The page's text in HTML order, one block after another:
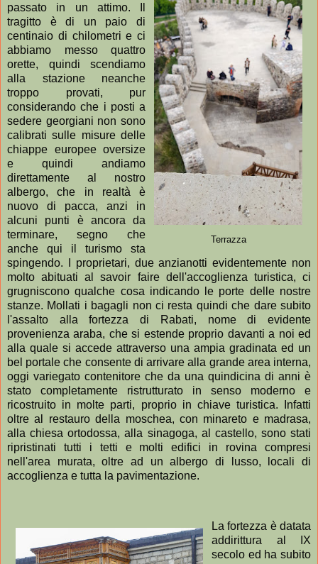
Terrazza
passato in un attimo. Il
tragitto è di un paio di
centinaio di chilometri e ci
abbiamo messo quattro
orette, quindi scendiamo
alla stazione neanche
troppo provati, pur
considerando che i posti a
sedere georgiani non sono
calibrati sulle misure delle
chiappe europee oversize
e quindi andiamo
direttamente al nostro
albergo, che in realtà è
nuovo di pacca, anzi in
alcuni punti è ancora da
terminare, segno che
anche qui il turismo sta
spingendo. I proprietari, due anzianotti evidentemente non
molto abituati al savoir faire dell'accoglienza turistica, ci
grugniscono qualche cosa indicando le porte delle nostre
stanze. Mollati i bagagli non ci resta quindi che dare subito
l'assalto alla fortezza di Rabati, nome di evidente
provenienza araba, che si estende proprio davanti a noi ed
alla quale si accede attraverso una ampia gradinata ed un
bel portale che consente di arrivare alla grande area interna,
oggi variegato contenitore che da una quindicina di anni è
stato completamente ristrutturato in senso moderno e
ricostruito in molte parti, proprio in chiave turistica. Infatti
oltre al restauro della moschea, con minareto e madrasa,
alla chiesa ortodossa, alla sinagoga, al castello, sono stati
ripristinati tutti i tetti e molti edifici in rovina compresi
nell'area murata, oltre ad un albergo di lusso, locali di
accoglienza e tutta la pavimentazione.
La fortezza è datata
addirittura al IX
secolo ed ha subito